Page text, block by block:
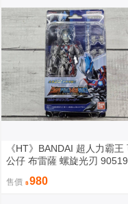
《HT》BANDAI 超人力霸王
公仔 布雷薩 螺旋光刃
售價 980